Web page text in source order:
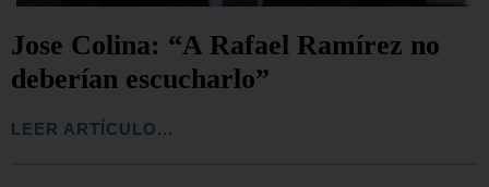
Jose Colina: “A Rafael Ramírez no
deberían escucharlo”
LEER ARTÍCULO...